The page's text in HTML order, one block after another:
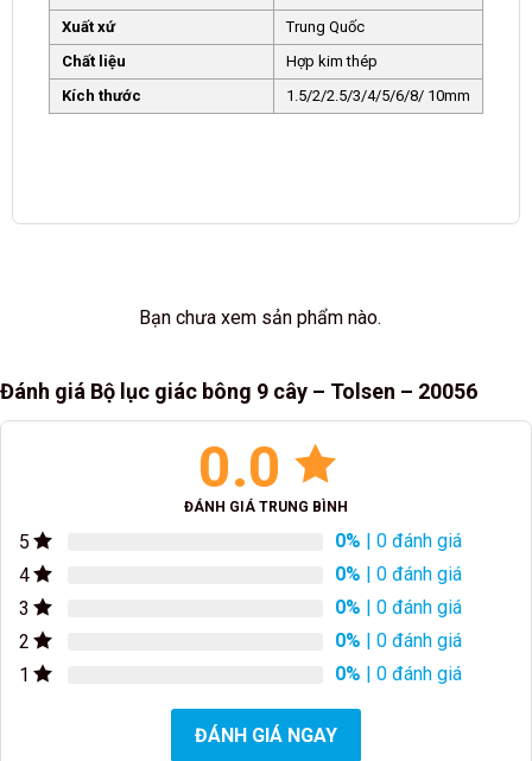
Xuất xứ
Trung Quốc
Chất liệu
Hợp kim thép
Kích thước
1.5/2/2.5/3/4/5/6/8/ 10mm
Bạn chưa xem sản phẩm nào.
Đánh giá Bộ lục giác bông 9 cây – Tolsen – 20056
0.0
ĐÁNH GIÁ TRUNG BÌNH
5 0% | 0 đánh giá
4
0% | 0 đánh giá
3
0% | 0 đánh giá
2
0% | 0 đánh giá
1
0% | 0 đánh giá
ĐÁNH GIÁ NGAY